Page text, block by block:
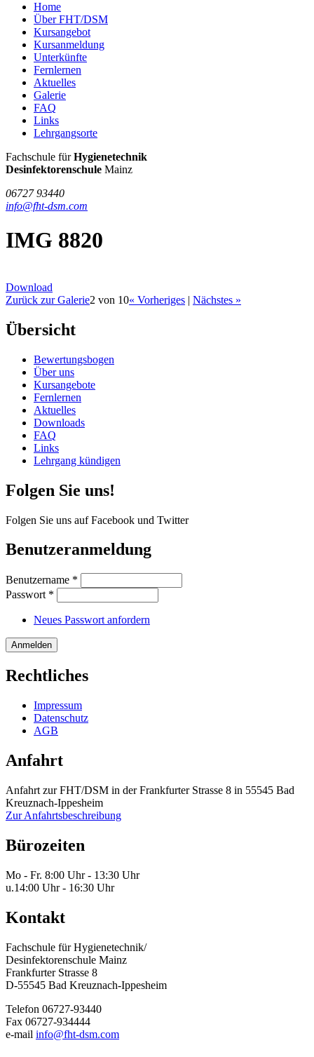
Hauptmenü
Home
Über FHT/DSM
Kursangebot
Kursanmeldung
Unterkünfte
Fernlernen
Aktuelles
Galerie
FAQ
Links
Lehrgangsorte
FHT
/
Fachschule fürHygienetechnik
Desinfektorenschule Mainz
06727 93440
info@fht-dsm.com
IMG 8820
Download
Zurück zur Galerie2 von 10« Vorheriges | Nächstes »
Übersicht
Bewertungsbogen
Über uns
Kursangebote
Fernlernen
Aktuelles
Downloads
FAQ
Links
Lehrgang kündigen
Folgen Sie uns!
Folgen Sie uns auf Facebook und Twitter
Benutzeranmeldung
Benutzername *
Passwort *
Neues Passwort anfordern
Rechtliches
Impressum
Datenschutz
AGB
Anfahrt
Anfahrt zur FHT/DSM in der Frankfurter Strasse 8 in 55545 Bad
Kreuznach-Ippesheim
Zur Anfahrtsbeschreibung
Bürozeiten
Mo - Fr. 8:00 Uhr - 13:30 Uhr
u.14:00 Uhr - 16:30 Uhr
Kontakt
Fachschule für Hygienetechnik/
Desinfektorenschule Mainz
Frankfurter Strasse 8
D-55545 Bad Kreuznach-Ippesheim
Telefon 06727-93440
Fax 06727-934444
e-mail info@fht-dsm.com